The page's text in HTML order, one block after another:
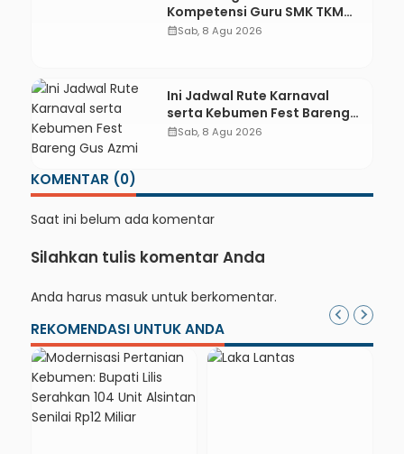
Kompetensi Guru SMK TKM
Pertambangan Kebumen
calendar_monthSab, 8 Agu 2026
Ini Jadwal Rute Karnaval
serta Kebumen Fest Bareng
Gus Azmi
calendar_monthSab, 8 Agu 2026
KOMENTAR (0)
Saat ini belum ada komentar
Silahkan tulis komentar Anda
Anda harus masuk untuk berkomentar.
REKOMENDASI UNTUK ANDA